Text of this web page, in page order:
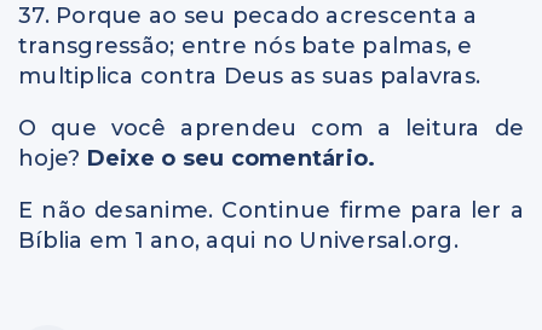
37. Porque ao seu pecado acrescenta a
transgressão; entre nós bate palmas, e
multiplica contra Deus as suas palavras.
O que você aprendeu com a leitura de
hoje? Deixe o seu comentário.
E não desanime. Continue firme para ler a
Bíblia em 1 ano, aqui no Universal.org.